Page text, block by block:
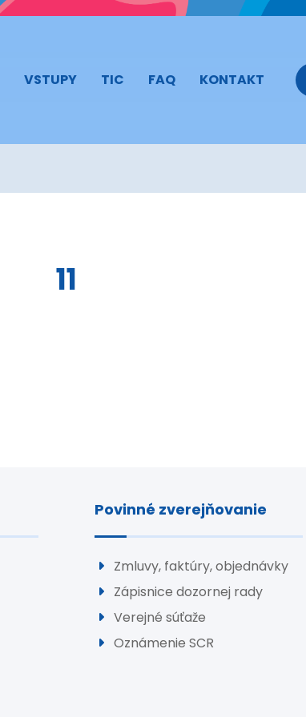
VSTUPY TIC FAQ KONTAKT
11
Povinné zverejňovanie
Zmluvy, faktúry, objednávky
Zápisnice dozornej rady
Verejné súťaže
Oznámenie SCR